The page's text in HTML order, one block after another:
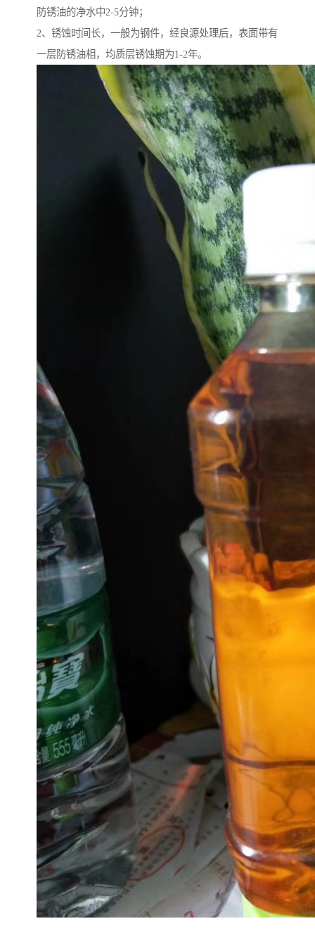
防锈油的净水中2-5分钟；
2、锈蚀时间长，一般为钢件，经良源处理后，表面带有
一层防锈油相，均质层锈蚀期为1-2年。